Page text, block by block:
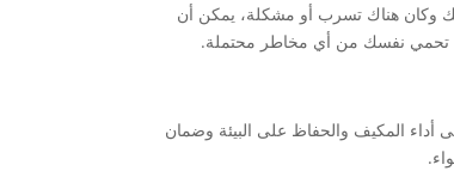
وكان هناك تسرب أو مشكلة، يمكن أن
تحمي نفسك من أي مخاطر محتملة.
المكيف والحفاظ على البيئة وضمان